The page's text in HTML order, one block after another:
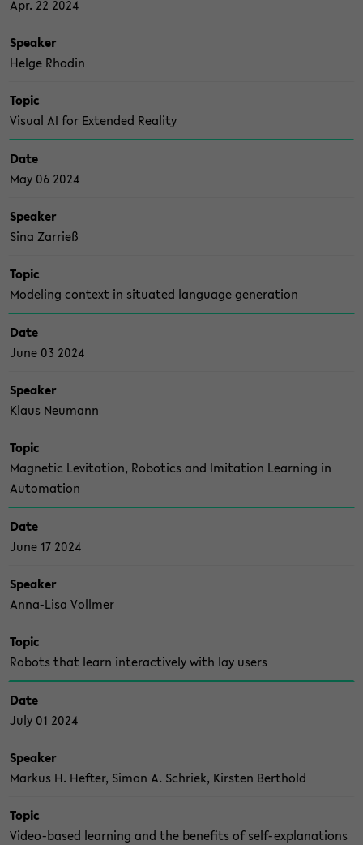
Apr. 22 2024
Spea­ker
Helge Rho­din
Topic
Vi­su­al AI for Ex­ten­ded Rea­li­ty
Date
May 06 2024
Spea­ker
Sina Zar­rieß
Topic
Mo­de­ling con­text in si­tua­ted lan­guage ge­nera­ti­on
Date
June 03 2024
Spea­ker
Klaus Neu­mann
Topic
Ma­gne­tic Le­vi­ta­ti­on, Ro­bo­tics and Imi­ta­ti­on Lear­ning in
Au­to­ma­ti­on
Date
June 17 2024
Spea­ker
Anna-​Lisa Voll­mer
Topic
Ro­bots that learn in­ter­ac­tive­ly with lay users
Date
July 01 2024
Spea­ker
Mar­kus H. Hef­ter, Simon A. Schriek, Kirs­ten Bert­hold
Topic
Video-​based lear­ning and the be­ne­fits of self-​explanations